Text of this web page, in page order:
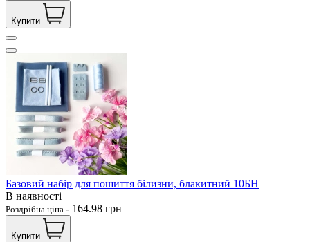
Купити
Базовий набір для пошиття білизни, блакитний 10БН
В наявності
Роздрібна ціна - 164.98 грн
Купити